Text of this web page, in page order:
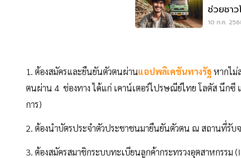
ช่วยชา
40 บา
10 ก.ค.
1. ต้องสมัครและยืนยันตัวตนผ่านแอปพลิเคชันทางรัฐหากไม่
ตนผ่าน 4 ช่องทาง ได้แก่ เคาน์เตอร์ไปรษณีย์ไทย โลตัส นึกซี
การ)
2. ต้องนำบัตรประจำตัวประชาชนมายืนยันตัวตน ณ สถานที่รับ
3. ต้องสมัครสมาชิกระบบทะเบียนลูกค้ากระทรวงอุตสาหกรรม